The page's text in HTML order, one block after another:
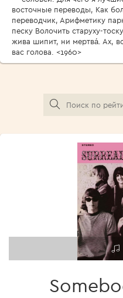
восточные переводы, Как болит от вас
переводчик, Арифметику
песку Волочить старуху-
жива шипит, ни мертва́. Ах,
вас голова. <1960>